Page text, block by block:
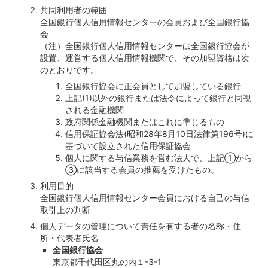
共同利用者の範囲
全国銀行個人信用情報センターの会員および全国銀行協
会
（注）全国銀行個人信用情報センターは全国銀行協会が
設置、運営する個人信用情報機関で、その加盟資格は次
のとおりです。
全国銀行協会に正会員として加盟している銀行
上記(1)以外の銀行または法令によって銀行と同視
される金融機関
政府関係金融機関またはこれに準じるもの
信用保証協会法(昭和28年8月10日法律第196号)に
基づいて設立された信用保証協会
個人に関する与信業務を営む法人で、上記①から
③に該当する会員の推薦を受けたもの。
利用目的
全国銀行個人信用情報センター会員における自己の与信
取引上の判断
個人データの管理について責任を有する者の名称・住
所・代表者氏名
全国銀行協会
東京都千代田区丸の内１-3-1